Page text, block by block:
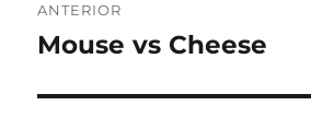
de
ANTERIOR
Entrada
Mouse vs Cheese